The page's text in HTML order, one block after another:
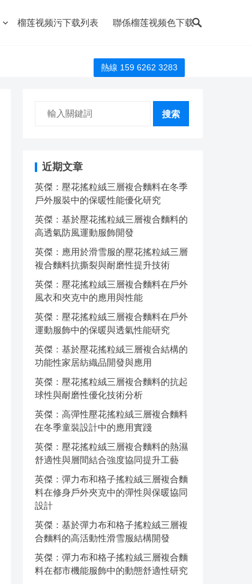
榴莲视频污下载列表 聯係榴莲视频色下载
熱線 159 6262 3283
搜索
近期文章
英傑：壓花搖粒絨三層複合麵料在冬季
戶外服裝中的保暖性能優化研究
英傑：基於壓花搖粒絨三層複合麵料的
高透氣防風運動服飾開發
英傑：應用於滑雪服的壓花搖粒絨三層
複合麵料抗撕裂與耐磨性提升技術
英傑：壓花搖粒絨三層複合麵料在戶外
風衣和夾克中的應用與性能
英傑：壓花搖粒絨三層複合麵料在戶外
運動服飾中的保暖與透氣性能研究
英傑：基於壓花搖粒絨三層複合結構的
功能性家居紡織品開發與應用
英傑：壓花搖粒絨三層複合麵料的抗起
球性與耐磨性優化技術分析
英傑：高彈性壓花搖粒絨三層複合麵料
在冬季童裝設計中的應用實踐
英傑：壓花搖粒絨三層複合麵料的熱濕
舒適性與層間結合強度協同提升工藝
英傑：彈力布和格子搖粒絨三層複合麵
料在修身戶外夾克中的彈性與保暖協同
設計
英傑：基於彈力布和格子搖粒絨三層複
合麵料的高活動性滑雪服結構開發
英傑：彈力布和格子搖粒絨三層複合麵
料在都市機能服飾中的動態舒適性研究